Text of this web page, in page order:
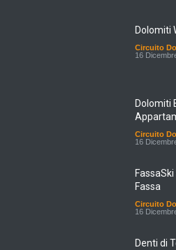
Dolomiti
Circuito
16
Dolomiti
Circuito
16
Fassa
Circuito
16
Denti di